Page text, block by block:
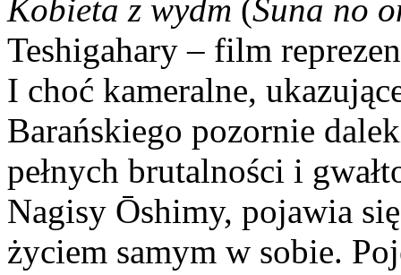
Kobieta z wydm (Suna no
Teshigahary – film
I choć kameralne,
Barańskiego pozornie
pełnych brutalności i
Nagisy Ōshimy, pojawia
życiem samym w sobie.